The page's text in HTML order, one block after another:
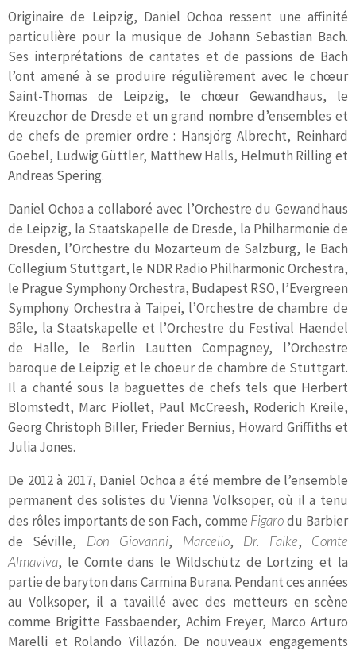
Originaire de Leipzig, Daniel Ochoa ressent une affinité
particulière pour la musique de Johann Sebastian Bach.
Ses interprétations de cantates et de passions de Bach
l’ont amené à se produire régulièrement avec le chœur
Saint-Thomas de Leipzig, le chœur Gewandhaus, le
Kreuzchor de Dresde et un grand nombre d’ensembles et
de chefs de premier ordre : Hansjörg Albrecht, Reinhard
Goebel, Ludwig Güttler, Matthew Halls, Helmuth Rilling et
Andreas Spering.
Daniel Ochoa a collaboré avec l’Orchestre du Gewandhaus
de Leipzig, la Staatskapelle de Dresde, la Philharmonie de
Dresden, l’Orchestre du Mozarteum de Salzburg, le Bach
Collegium Stuttgart, le NDR Radio Philharmonic Orchestra,
le Prague Symphony Orchestra, Budapest RSO, l’Evergreen
Symphony Orchestra à Taipei, l’Orchestre de chambre de
Bâle, la Staatskapelle et l’Orchestre du Festival Haendel
de Halle, le Berlin Lautten Compagney, l’Orchestre
baroque de Leipzig et le choeur de chambre de Stuttgart.
Il a chanté sous la baguettes de chefs tels que Herbert
Blomstedt, Marc Piollet, Paul McCreesh, Roderich Kreile,
Georg Christoph Biller, Frieder Bernius, Howard Griffiths et
Julia Jones.
De 2012 à 2017, Daniel Ochoa a été membre de l’ensemble
permanent des solistes du Vienna Volksoper, où il a tenu
des rôles importants de son Fach, comme Figarodu Barbier
de Séville, Don Giovanni, Marcello, Dr. Falke, Comte
Almaviva, le Comte dans le Wildschütz de Lortzing et la
partie de baryton dans Carmina Burana. Pendant ces années
au Volksoper, il a tavaillé avec des metteurs en scène
comme Brigitte Fassbaender, Achim Freyer, Marco Arturo
Marelli et Rolando Villazón. De nouveaux engagements